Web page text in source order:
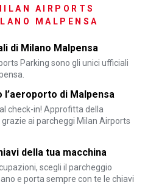
AIRPORTS
MALPENSA
di Milano Malpensa
Parking sono gli unici ufficiali
di Malpensa
check-in! Approfitta della
ai parcheggi Milan Airports
della tua macchina
scegli il parcheggio
e porta sempre con te le chiavi